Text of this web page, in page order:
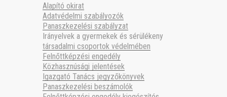
Alapító okirat
Adatvédelmi szabályozók
Panaszkezelési szabályzat
Irányelvek a gyermekek és sérülékeny
társadalmi csoportok védelmében
Felnőttképzési engedély
Közhasznúsági jelentések
Igazgató Tanács jegyzőkönyvek
Panaszkezelési beszámolók